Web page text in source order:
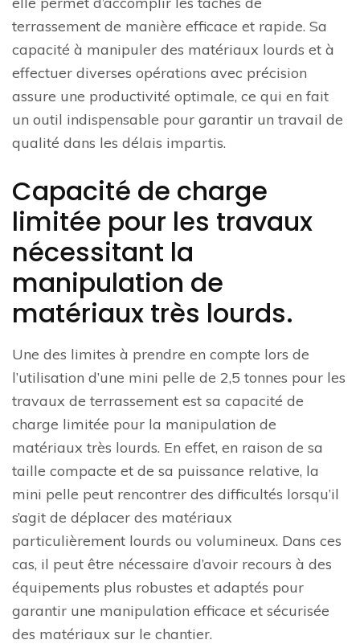
terrassement de manière efficace et rapide. Sa
capacité à manipuler des matériaux lourds et à
effectuer diverses opérations avec précision
assure une productivité optimale, ce qui en fait
un outil indispensable pour garantir un travail de
qualité dans les délais impartis.
Capacité de charge
limitée pour les travaux
nécessitant la
manipulation de
matériaux très lourds.
Une des limites à prendre en compte lors de
l’utilisation d’une mini pelle de 2,5 tonnes pour les
travaux de terrassement est sa capacité de
charge limitée pour la manipulation de
matériaux très lourds. En effet, en raison de sa
taille compacte et de sa puissance relative, la
mini pelle peut rencontrer des difficultés lorsqu’il
s’agit de déplacer des matériaux
particulièrement lourds ou volumineux. Dans ces
cas, il peut être nécessaire d’avoir recours à des
équipements plus robustes et adaptés pour
garantir une manipulation efficace et sécurisée
des matériaux sur le chantier.